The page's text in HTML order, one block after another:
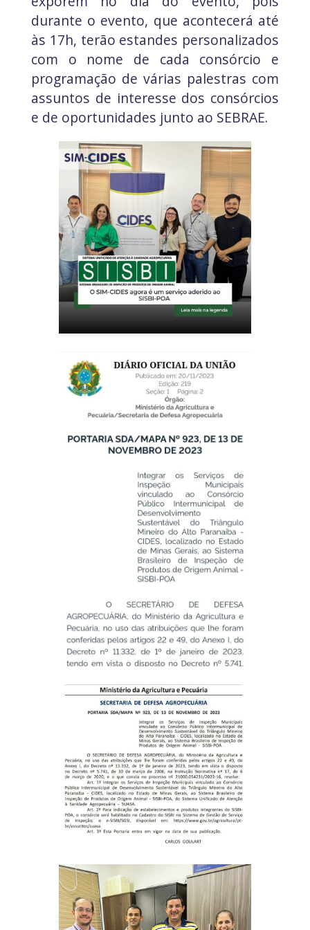
durante o evento, que acontecerá até
às 17h, terão estandes personalizados
com o nome de cada consórcio e
programação de várias palestras com
assuntos de interesse dos consórcios
e de oportunidades junto ao SEBRAE.